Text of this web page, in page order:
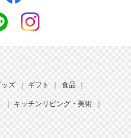
ズ ギフト 食品
キッチンリビング・美術